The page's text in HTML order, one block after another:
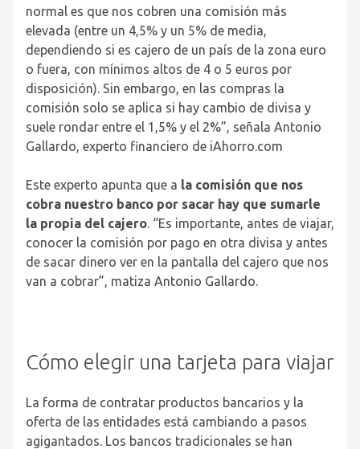
normal es que nos cobren una comisión más
elevada (entre un 4,5% y un 5% de media,
dependiendo si es cajero de un país de la zona euro
o fuera, con mínimos altos de 4 o 5 euros por
disposición). Sin embargo, en las compras la
comisión solo se aplica si hay cambio de divisa y
suele rondar entre el 1,5% y el 2%”, señala Antonio
Gallardo, experto financiero de iAhorro.com
Este experto apunta que a la comisión que nos
cobra nuestro banco por sacar hay que sumarle
la propia del cajero. “Es importante, antes de viajar,
conocer la comisión por pago en otra divisa y antes
de sacar dinero ver en la pantalla del cajero que nos
van a cobrar”, matiza Antonio Gallardo.
Cómo elegir una tarjeta para viajar
La forma de contratar productos bancarios y la
oferta de las entidades está cambiando a pasos
agigantados. Los bancos tradicionales se han